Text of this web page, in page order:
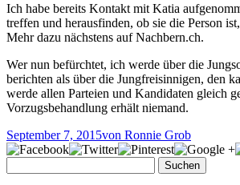
Ich habe bereits Kontakt mit Katia
treffen und herausfinden, ob sie die Person
Mehr dazu nächstens auf Nachbern.ch.
Wer nun befürchtet, ich werde über die
berichten als über die Jungfreisinnigen, den
werde allen Parteien und Kandidaten gleich
Vorzugsbehandlung erhält niemand.
September 7, 2015von Ronnie Grob
nach: